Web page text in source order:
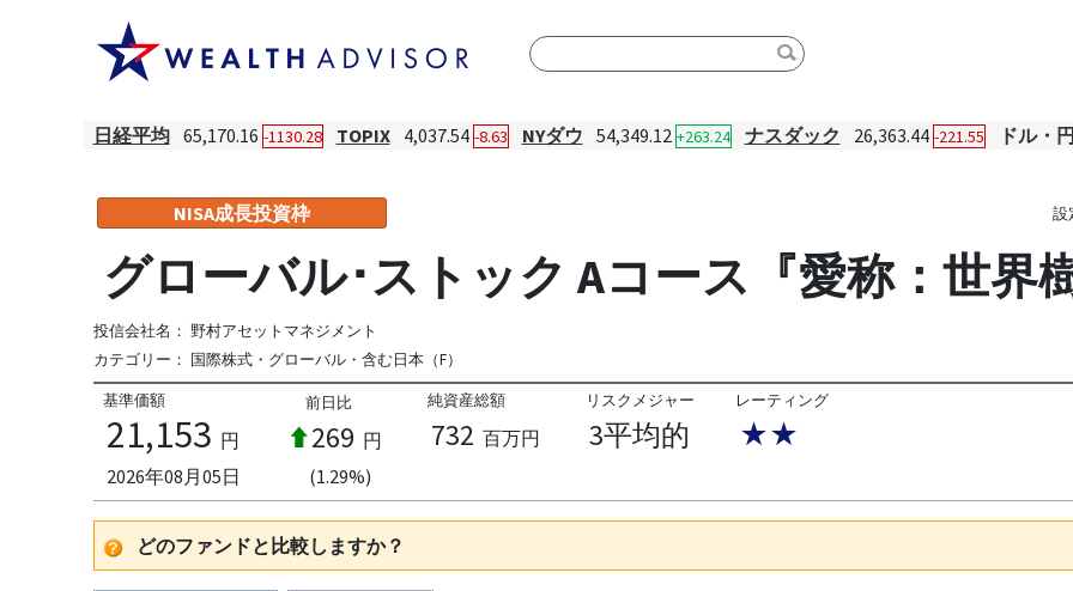
日経平均 65,170.16 -1130.28 TOPIX 4,037.54 -8.63 NYダウ 54,349.12 +263.24 ナスダック 26,363.44 -221.55 ドル・
NISA成長投資枠 設
グローバル･ストック Aコース『愛称：世界
投信会社名： 野村アセットマネジメント
カテゴリー： 国際株式・グローバル・含む日本（F）
基準価額
21,153 円
2026年08月05日
前日比
269 円
(1.29%)
純資産総額
732 百万円
リスクメジャー
3平均的
レーティング
★★
どのファンドと比較しますか？